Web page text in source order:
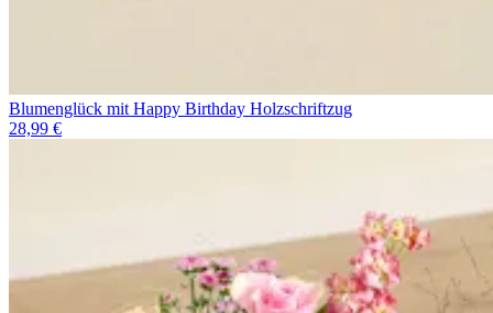
Blumenglück mit Happy Birthday Holzschriftzug
28,99 €